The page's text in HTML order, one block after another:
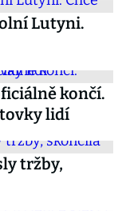
Lutyni.
končí.
lidí
tržby,